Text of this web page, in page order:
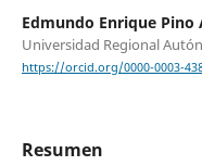
Edmundo Enrique Pino
Universidad Regional
https://orcid.org/0000-0003-
Resumen